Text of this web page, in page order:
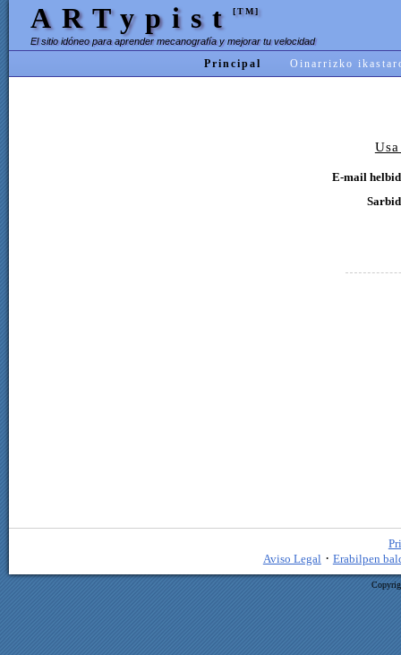
ARTypist [TM]
El sitio idóneo para aprender mecanografía y mejorar tu velocidad
Principal Oinarrizko
E-mail
Aviso Legal · Erabilpen